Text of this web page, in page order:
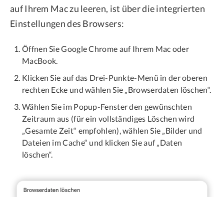
auf Ihrem Mac zu leeren, ist über die integrierten
Einstellungen des Browsers:
Öffnen Sie Google Chrome auf Ihrem Mac oder
MacBook.
Klicken Sie auf das Drei-Punkte-Menü in der oberen
rechten Ecke und wählen Sie „Browserdaten löschen“.
Wählen Sie im Popup-Fenster den gewünschten
Zeitraum aus (für ein vollständiges Löschen wird
„Gesamte Zeit“ empfohlen), wählen Sie „Bilder und
Dateien im Cache“ und klicken Sie auf „Daten
löschen“.